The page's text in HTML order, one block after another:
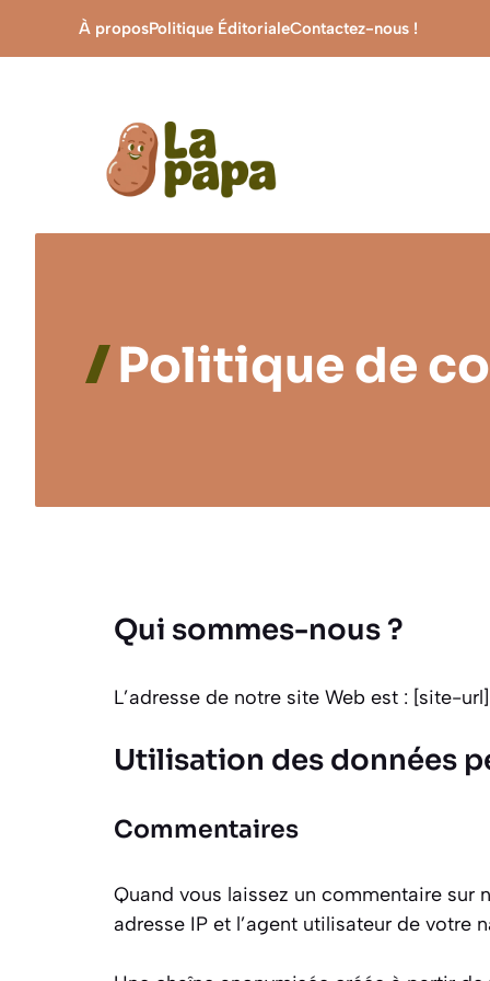
À proposPolitique ÉditorialeContactez-nous !
Politique de
Qui sommes-nous ?
L’adresse de notre site Web est : [site-url]
Utilisation des données
Commentaires
Quand vous laissez un commentaire sur
adresse IP et l’agent utilisateur de